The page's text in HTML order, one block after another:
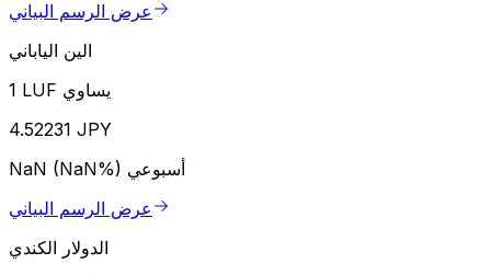
عرض الرسم البياني
الين الياباني
1 LUF يساوي
4.52231 JPY
NaN (NaN%) أسبوعي
عرض الرسم البياني
الدولار الكندي